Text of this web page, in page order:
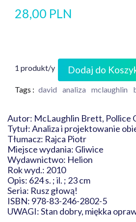
28,00 PLN
1 produkt/y Dodaj do
Tags : david analiza mclaughlin
Autor: McLaughlin Brett, Pollice
Tytuł: Analiza i projektowanie
Tłumacz: Rajca Piotr
Miejsce wydania: Gliwice
Wydawnictwo: Helion
Rok wyd.: 2010
Opis: 624 s. ; il. ; 23 cm
Seria: Rusz głową!
ISBN: 978-83-246-2802-5
UWAGI: Stan dobry, miękka